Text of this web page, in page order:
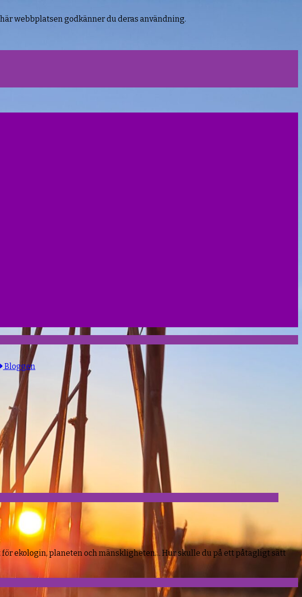
webbplatsen godkänner du deras användning.
Bloggen
ekologin, planeten och mänskligheten… Hur skulle du på ett påtagligt sätt